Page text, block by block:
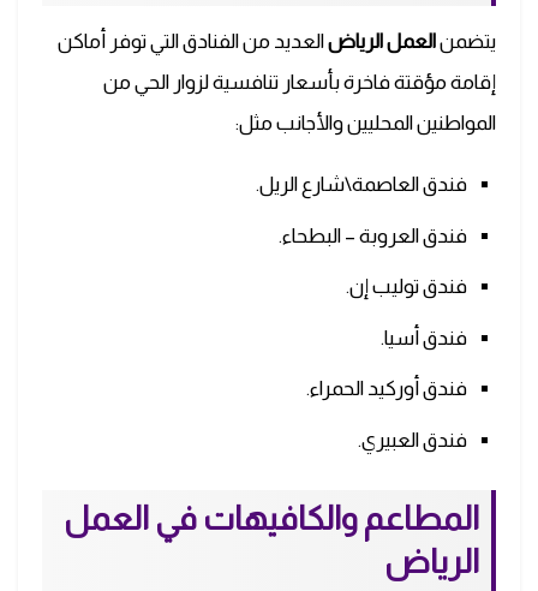
يتضمنالعمل الرياضالعديد من الفنادق التي توفر أماكن
إقامة مؤقتة فاخرة بأسعار تنافسية لزوار الحي من
المواطنين المحليين والأجانب مثل:
فندق العاصمة\شارع الريل.
فندق العروبة – البطحاء.
فندق توليب إن.
فندق أسيا.
فندق أوركيد الحمراء.
فندق العبيري.
المطاعم والكافيهات في العمل
الرياض